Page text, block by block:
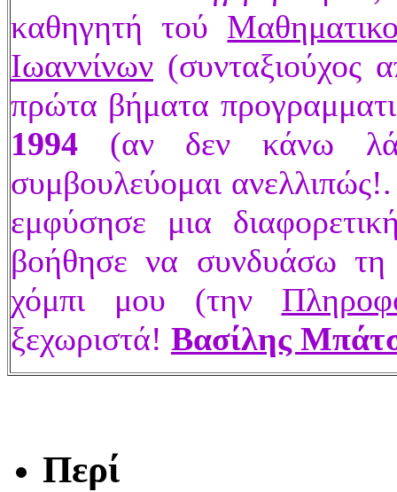
καθηγητή τού
Ιωαννίνων (συνταξιούχος
πρώτα βήματα
1994 (αν δεν κάνω
συμβουλεύομαι
εμφύσησε μια
βοήθησε να συνδυάσω
χόμπι μου (την
ξεχωριστά! Βασίλης
Περί